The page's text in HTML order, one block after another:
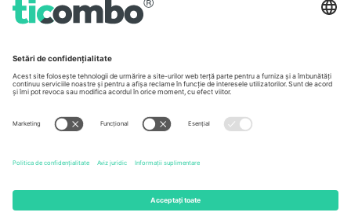
Regus Sofia City West, bul
Totleben 53-55, 1606 Sofia,
UAE Dubai Silicon Oasis, DDP
Mexico
Av Chapultepec 360, Roma
Norte, Cuauhtémoc, 06700
Ciudad de México, CDMX,
de locație, eveniment și/sau domeniu. Pentru detalii, consultați
pagina evenimentului, amprenta și termenii specifici.,